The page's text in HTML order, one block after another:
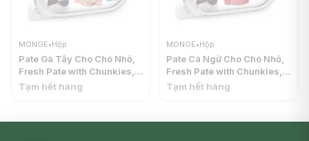
MONGE•Hộp
Pate Gà Tây Cho Chó Nhỏ,
Fresh Pate with Chunkies,
with Turkey (100g) -
Tạm hết hàng
MONGE•Hộp
Pate Cá Ngừ Cho Chó Nhỏ,
Fresh Pate with Chunkies,
with Tuna (100g) - MONGE
Tạm hết hàng